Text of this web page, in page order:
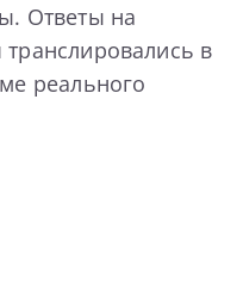
Ответы на
в
реального